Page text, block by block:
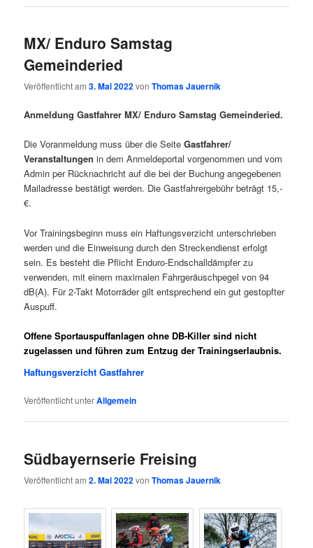
MX/ Enduro Samstag
Gemeinderied
Veröffentlicht am3. Mai 2022vonThomas Jauernik
Anmeldung Gastfahrer MX/ Enduro Samstag Gemeinderied.
Die Voranmeldung muss über die SeiteGastfahrer/
Veranstaltungenin dem Anmeldeportal vorgenommen und vom
Admin per Rücknachricht auf die bei der Buchung angegebenen
Mailadresse bestätigt werden. Die Gastfahrergebühr beträgt 15,-
€.
Vor Trainingsbeginn muss ein Haftungsverzicht unterschrieben
werden und die Einweisung durch den Streckendienst erfolgt
sein. Es besteht die Pflicht Enduro-Endschalldämpfer zu
verwenden, mit einem maximalen Fahrgeräuschpegel von 94
dB(A). Für 2-Takt Motorräder gilt entsprechend ein gut gestopfter
Auspuff.
Offene Sportauspuffanlagen ohne DB-Killer sind nicht
zugelassen und führen zum Entzug der Trainingserlaubnis.
Haftungsverzicht Gastfahrer
Veröffentlicht unterAllgemein
Südbayernserie Freising
Veröffentlicht am2. Mai 2022vonThomas Jauernik